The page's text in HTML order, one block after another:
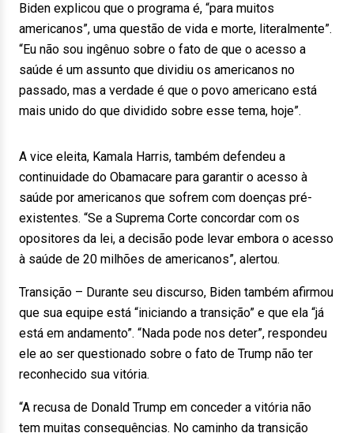
Biden explicou que o programa é, “para muitos
americanos”, uma questão de vida e morte, literalmente”.
“Eu não sou ingênuo sobre o fato de que o acesso a
saúde é um assunto que dividiu os americanos no
passado, mas a verdade é que o povo americano está
mais unido do que dividido sobre esse tema, hoje”.
A vice eleita, Kamala Harris, também defendeu a
continuidade do Obamacare para garantir o acesso à
saúde por americanos que sofrem com doenças pré-
existentes. “Se a Suprema Corte concordar com os
opositores da lei, a decisão pode levar embora o acesso
à saúde de 20 milhões de americanos”, alertou.
Transição – Durante seu discurso, Biden também afirmou
que sua equipe está “iniciando a transição” e que ela “já
está em andamento”. “Nada pode nos deter”, respondeu
ele ao ser questionado sobre o fato de Trump não ter
reconhecido sua vitória.
“A recusa de Donald Trump em conceder a vitória não
tem muitas consequências. No caminho da transição